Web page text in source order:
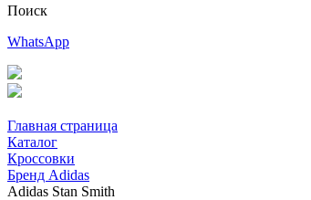
Поиск
WhatsApp
Главная страница
Каталог
Кроссовки
Бренд Adidas
Adidas Stan Smith